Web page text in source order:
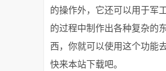
的操作外，它还可以用于军
的过程中制作出各种复杂的
西，你就可以使用这个功能
快来本站下载吧。